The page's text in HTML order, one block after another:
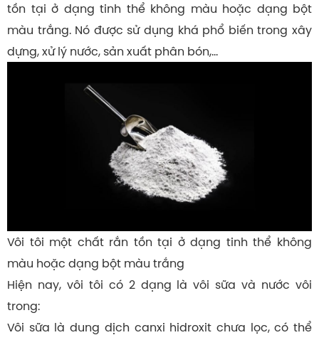
tồn tại ở dạng tinh thể không màu hoặc dạng bột
màu trắng. Nó được sử dụng khá phổ biến trong xây
dựng, xử lý nước, sản xuất phân bón,…
Vôi tôi một chất rắn tồn tại ở dạng tinh thể không
màu hoặc dạng bột màu trắng
Hiện nay, vôi tôi có 2 dạng là vôi sữa và nước vôi
trong:
Vôi sữa là dung dịch canxi hidroxit chưa lọc, có thể